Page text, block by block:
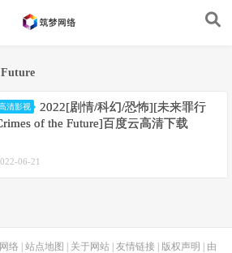
清影视
2022[剧情/科幻/恐怖][未来罪行
of the Future]百度云高清下载
06-21
络 站点地图 关于网站 友情链接 版权声明
| 由